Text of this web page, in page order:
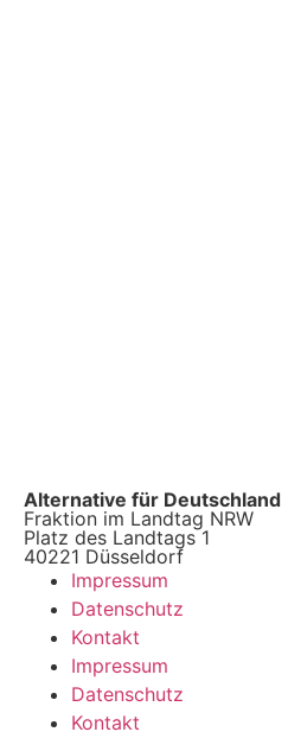
Alternative für Deutschland
Fraktion im Landtag NRW
Platz des Landtags 1
40221 Düsseldorf
Impressum
Datenschutz
Kontakt
Impressum
Datenschutz
Kontakt